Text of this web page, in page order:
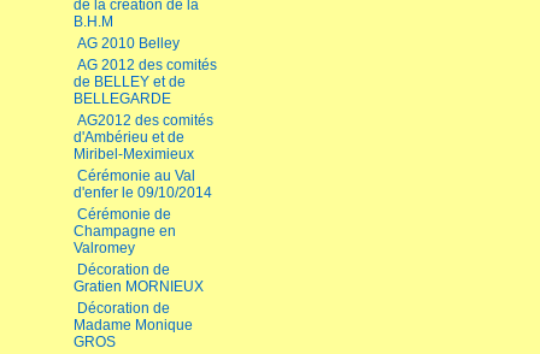
de la création de la
B.H.M
AG 2010 Belley
AG 2012 des comités
de BELLEY et de
BELLEGARDE
AG2012 des comités
d'Ambérieu et de
Miribel-Meximieux
Cérémonie au Val
d'enfer le 09/10/2014
Cérémonie de
Champagne en
Valromey
Décoration de
Gratien MORNIEUX
Décoration de
Madame Monique
GROS